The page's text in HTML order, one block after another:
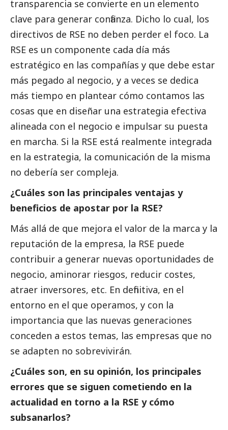
transparencia se convierte en un elemento
clave para generar confianza. Dicho lo cual, los
directivos de RSE no deben perder el foco. La
RSE es un componente cada día más
estratégico en las compañías y que debe estar
más pegado al negocio, y a veces se dedica
más tiempo en plantear cómo contamos las
cosas que en diseñar una estrategia efectiva
alineada con el negocio e impulsar su puesta
en marcha. Si la RSE está realmente integrada
en la estrategia, la comunicación de la misma
no debería ser compleja.
¿Cuáles son las principales ventajas y
beneficios de apostar por la RSE?
Más allá de que mejora el valor de la marca y la
reputación de la empresa, la RSE puede
contribuir a generar nuevas oportunidades de
negocio, aminorar riesgos, reducir costes,
atraer inversores, etc. En definitiva, en el
entorno en el que operamos, y con la
importancia que las nuevas generaciones
conceden a estos temas, las empresas que no
se adapten no sobrevivirán.
¿Cuáles son, en su opinión, los principales
errores que se siguen cometiendo en la
actualidad en torno a la RSE y cómo
subsanarlos?